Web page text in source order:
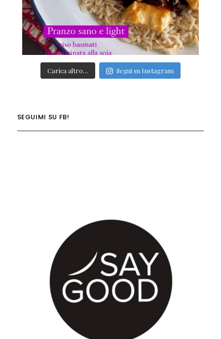
Carica altro… Segui su Instagram
SEGUIMI SU FB!